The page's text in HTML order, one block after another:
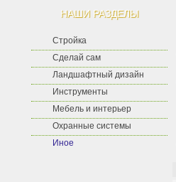
НАШИ РАЗДЕЛЫ
Стройка
Сделай сам
Ландшафтный дизайн
Инструменты
Мебель и интерьер
Охранные системы
Иное